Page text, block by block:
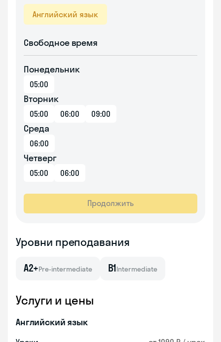
Английский язык
Свободное время
Понедельник
05:00
Вторник
05:00 06:00 09:00
Среда
06:00
Четверг
05:00 06:00
Продолжить
Уровни преподавания
A2+Pre-intermediate B1Intermediate
Услуги и цены
Английский язык